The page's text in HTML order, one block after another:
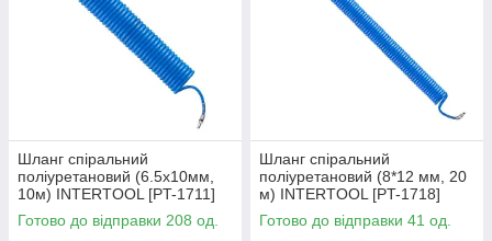
Шланг спіральний
поліуретановий (6.5х10мм,
10м) INTERTOOL [PT-1711]
Готово до відправки 208 од.
Шланг спіральний
поліуретановий (8*12 мм, 20
м) INTERTOOL [PT-1718]
Готово до відправки 41 од.